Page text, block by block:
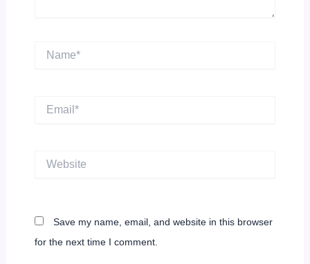
Name*
Save my name, email, and website in this browser
for the next time I comment.